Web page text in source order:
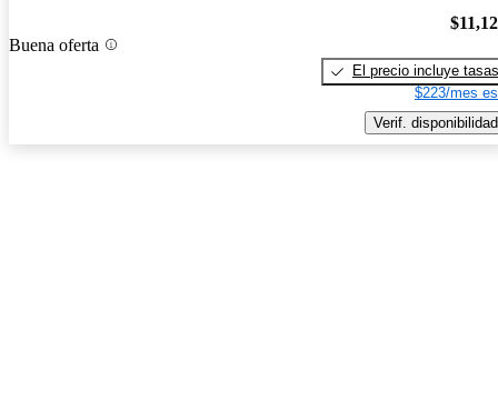
Buena oferta
El precio incluye tasas
$223/mes
Verif. disponibilidad